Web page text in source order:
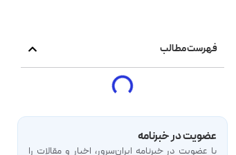
فهرست مطالب
عضویت در خبرنامه
با عضویت در خبرنامه‌ ایران‌سرور، اخبار و مقالات را